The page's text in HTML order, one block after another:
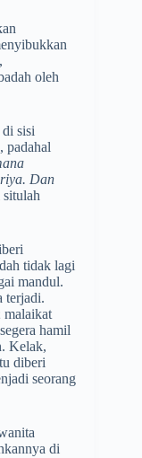
oleh
sisi
padahal
Dan
tidak lagi
mandul.
terjadi.
malaikat
hamil
Kelak,
diberi
seorang
di